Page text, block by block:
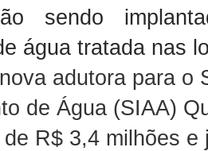
sendo
água tratada nas
adutora para o
de Água (SIAA)
R$ 3,4 milhões